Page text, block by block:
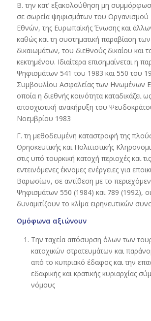
Β. την κατ’ εξακολούθηση μη
σε σωρεία ψηφισμάτων του
Εθνών, της Ευρωπαϊκής Ένωσης και
καθώς και τη συστηματική παραβίαση
δικαιωμάτων, του διεθνούς δικαίου και
κεκτημένου. Ιδιαίτερα επισημαίνεται η
Ψηφισμάτων 541 του 1983 και 550 του
Συμβουλίου Ασφαλείας των Ηνωμένων
οποία η διεθνής κοινότητα καταδικάζει
αποσχιστική ανακήρυξη του
Νοεμβρίου 1983
Γ. τη μεθοδευμένη καταστροφή της
Θρησκευτικής και Πολιτιστικής
στις υπό τουρκική κατοχή περιοχές και
εντεινόμενες έκνομες ενέργειες για
Βαρωσίων, σε αντίθεση με το
Ψηφισμάτων 550 (1984) και 789 (1992),
δυναμιτίζουν το κλίμα ειρηνευτικών
Ομόφωνα αξιώνουν
Την ταχεία απόσυρση όλων των
κατοχικών στρατευμάτων και
από το κυπριακό έδαφος και την
εδαφικής και κρατικής κυριαρχίας
νόμους